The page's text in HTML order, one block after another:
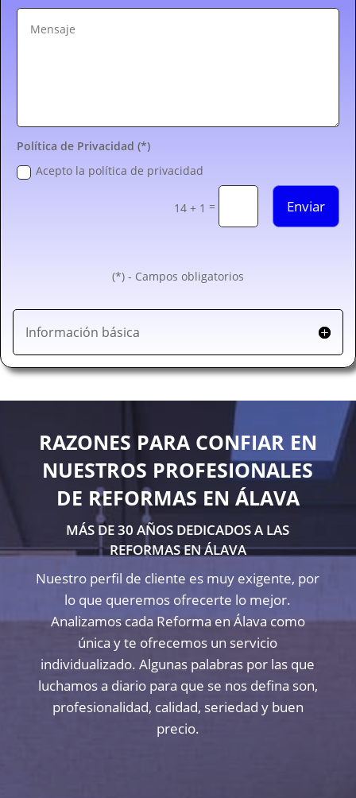
Política de Privacidad (*)
Acepto la política de privacidad
14 + 1 = Enviar
(*) - Campos obligatorios
Información básica
RAZONES PARA CONFIAR EN
NUESTROS PROFESIONALES
DE REFORMAS EN ÁLAVA
MÁS DE 30 AÑOS DEDICADOS A LAS
REFORMAS EN ÁLAVA
Nuestro perfil de cliente es muy exigente, por
lo que queremos ofrecerte lo mejor.
Analizamos cada Reforma en Álava como
única y te ofrecemos un servicio
individualizado. Algunas palabras por las que
luchamos a diario para que se nos defina son,
profesionalidad, calidad, seriedad y buen
precio.